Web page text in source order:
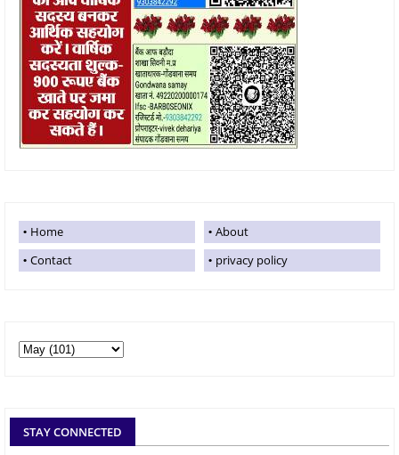
Home
About
Contact
privacy policy
STAY CONNECTED